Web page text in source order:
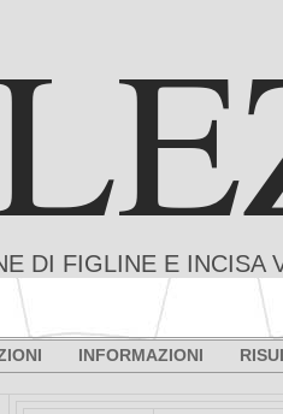
DI FIGLINE E INCISA
INFORMAZIONI